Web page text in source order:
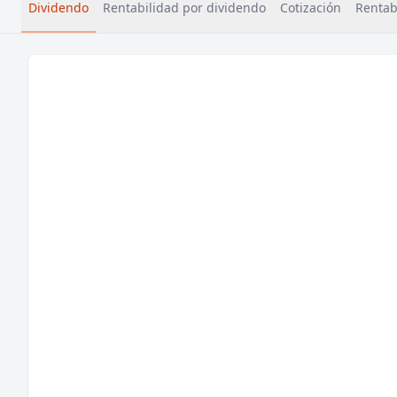
Dividendo Rentabilidad por dividendo Cotización